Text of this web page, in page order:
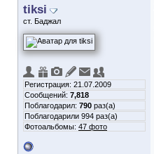
tiksi
ст. Баджал
Регистрация: 21.07.2009
Сообщений: 7,818
Поблагодарил: 790 раз(а)
Поблагодарили 994 раз(а)
Фотоальбомы: 47 фото